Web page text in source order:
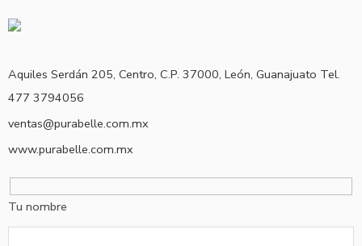
Aquiles Serdán 205, Centro, C.P. 37000, León, Guanajuato Tel.
477 3794056
ventas@purabelle.com.mx
www.purabelle.com.mx
Tu nombre